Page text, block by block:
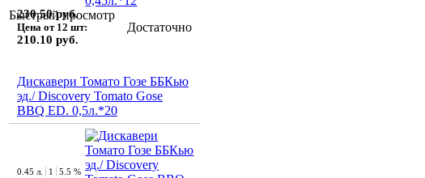
Быстрый просмотр
230.50 руб.
Цена от 12 шт:
210.10 руб.
Достаточно
Дискавери Томато Гозе ББКью
эд./ Discovery Tomato Gose
BBQ ED. 0,5л.*20
0.45 л. 1 5.5 %